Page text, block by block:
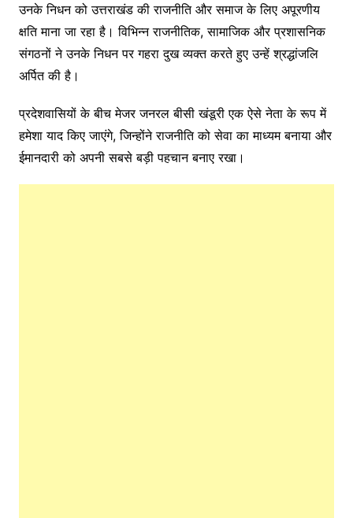
उनके निधन को उत्तराखंड की राजनीति और समाज के लिए अपूरणीय
क्षति माना जा रहा है। विभिन्न राजनीतिक, सामाजिक और प्रशासनिक
संगठनों ने उनके निधन पर गहरा दुख व्यक्त करते हुए उन्हें श्रद्धांजलि
अर्पित की है।
प्रदेशवासियों के बीच मेजर जनरल बीसी खंडूरी एक ऐसे नेता के रूप में
हमेशा याद किए जाएंगे, जिन्होंने राजनीति को सेवा का माध्यम बनाया और
ईमानदारी को अपनी सबसे बड़ी पहचान बनाए रखा।